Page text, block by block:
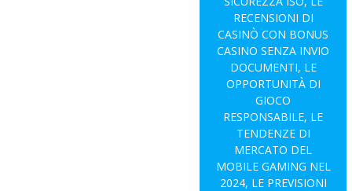
RECENSIONI DI
CASINÒ CON BONUS
CASINO SENZA INVIO
DOCUMENTI, LE
OPPORTUNITÀ DI
GIOCO
RESPONSABILE, LE
TENDENZE DI
MERCATO DEL
MOBILE GAMING NEL
2024, LE PREVISIONI